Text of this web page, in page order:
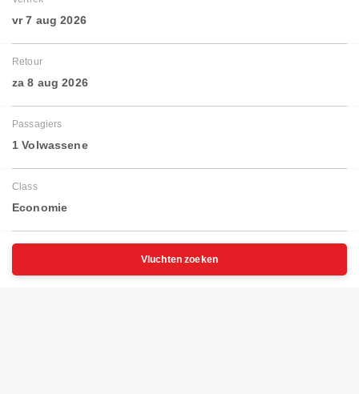
vr 7 aug 2026
Retour
za 8 aug 2026
Passagiers
1 Volwassene
Class
Economie
Vluchten zoeken